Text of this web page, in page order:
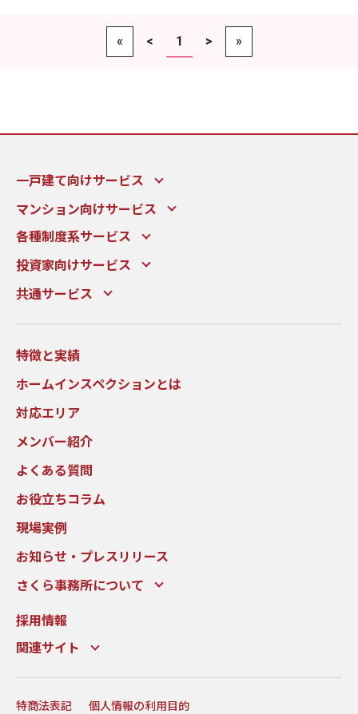
« < 1 > »
一戸建て向けサービス
マンション向けサービス
各種制度系サービス
投資家向けサービス
共通サービス
特徴と実績
ホームインスペクションとは
対応エリア
メンバー紹介
よくある質問
お役立ちコラム
現場実例
お知らせ・プレスリリース
さくら事務所について
採用情報
関連サイト
特商法表記
個人情報の利用目的